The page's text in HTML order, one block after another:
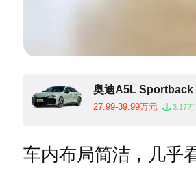
奥迪A5L Sportback
27.99-39.99万元 3.17万
车内布局简洁，几乎